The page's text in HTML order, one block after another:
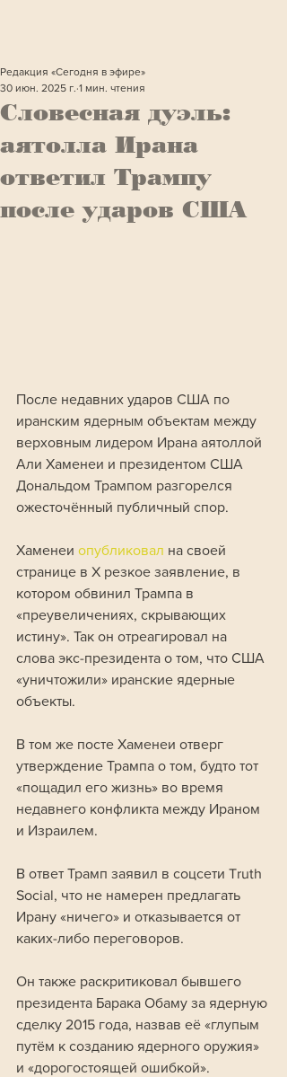
Словесная дуэль:
аятолла Ирана
ответил Трампу
после ударов США
Редакция «Сегодня в эфире»
30 июн. 2025 г. 1 мин. чтения
После недавних ударов США по
иранским ядерным объектам между
верховным лидером Ирана аятоллой
Али Хаменеи и президентом США
Дональдом Трампом разгорелся
ожесточённый публичный спор.
Хаменеи опубликовал на своей
странице в X резкое заявление, в
котором обвинил Трампа в
«преувеличениях, скрывающих
истину». Так он отреагировал на
слова экс-президента о том, что США
«уничтожили» иранские ядерные
объекты.
В том же посте Хаменеи отверг
утверждение Трампа о том, будто тот
«пощадил его жизнь» во время
недавнего конфликта между Ираном
и Израилем.
В ответ Трамп заявил в соцсети Truth
Social, что не намерен предлагать
Ирану «ничего» и отказывается от
каких-либо переговоров.
Он также раскритиковал бывшего
президента Барака Обаму за ядерную
сделку 2015 года, назвав её «глупым
путём к созданию ядерного оружия»
и «дорогостоящей ошибкой».